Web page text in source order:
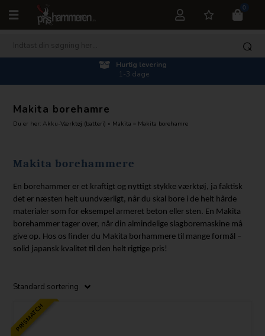
0
Hurtig levering
1-3 dage
Makita borehamre
Du er her:Akku-Værktøj (batteri) » Makita » Makita borehamre
Makita borehammere
En borehammer er et kraftigt og nyttigt stykke værktøj, ja faktisk
det er næsten helt uundværligt, når du skal bore i de helt hårde
materialer som for eksempel armeret beton eller sten. En Makita
borehammer tager over, når din almindelige slagboremaskine må
give op. Hos os finder du Makita borhammere til mange formål –
solid japansk kvalitet til den helt rigtige pris!
PRISMATCH